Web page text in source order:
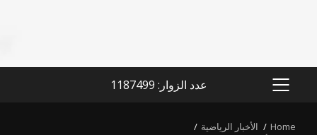
PRIMARY
عدد الزوار: 1187499
Home
الأخبار الرياضية